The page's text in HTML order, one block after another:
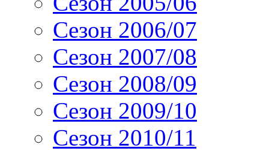
Сезон 2006/07
Сезон 2007/08
Сезон 2008/09
Сезон 2009/10
Сезон 2010/11